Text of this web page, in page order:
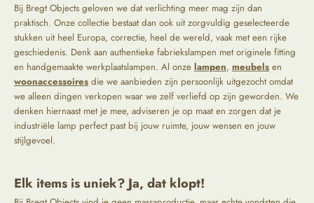
Bij Bregt Objects geloven we dat verlichting meer mag zijn dan
praktisch. Onze collectie bestaat dan ook uit zorgvuldig geselecteerde
stukken uit heel Europa, correctie, heel de wereld, vaak met een rijke
geschiedenis. Denk aan authentieke fabriekslampen met originele fitting
en handgemaakte werkplaatslampen. Al onze lampen, meubels en
woonaccessoires die we aanbieden zijn persoonlijk uitgezocht omdat
we alleen dingen verkopen waar we zelf verliefd op zijn geworden. We
denken hiernaast met je mee, adviseren je op maat en zorgen dat je
industriële lamp perfect past bij jouw ruimte, jouw wensen en jouw
stijlgevoel.
Elk items is uniek? Ja, dat klopt!